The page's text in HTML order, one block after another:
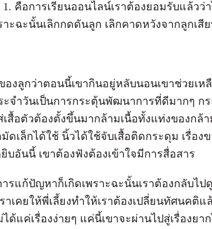
คือการเรียนออนไลน์เราต้องยอมรับแล้วว่
ะฉะนั้นเลิกกดดันลูก เลิกคาดหวังจากลูกเสี
งลูกว่าตอนนี้เขากินอยู่หลับนอนเขาช่วยเหลื
ะจำวันเป็นการกระตุ้นพัฒนาการที่ดีมากๆ
เสื้อตัวต้องตั้งขึ้นมากล้ามเนื้อทั้งแท่งของกล้
ดเล็กได้ใช้ นิ้วได้ใช้จับเสื้อติดกระดุม เรื่อง
บอันนี้ เขาต้องฟังต้องเข้าใจมีการสื่อสาร
ารแก้ปัญหาก็เกิดเพราะฉะนั้นเราต้องกลับไ
าเคยให้พี่เลี้ยงทำให้เราต้องเปลี่ยนทัศนคติ
ได้แค่เรื่องง่ายๆ แค่นี้เขาจะผ่านไปสู่เรื่องยา